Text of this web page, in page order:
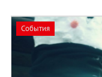
События